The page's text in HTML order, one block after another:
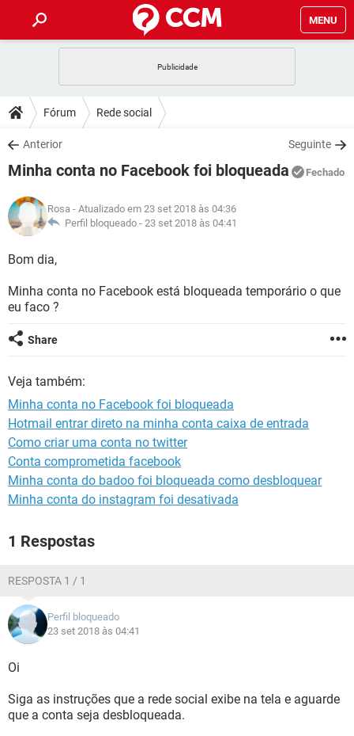
MENU
CELULAR
OUTLOOK
INSTAGRAM GMAIL
GUIA DE COMPRAS
DICAS
JOGOS
INSTAGRAM GMAIL
GUIA DE COMPRAS
DOWNLOADS
JOGOS WHATSAPP
CELULAR
OUTLOOK EXCEL
INSTAGRAM
JOGOS WHATSAPP
CELULAR
OUTLOOK
INSTAGRAM GMAIL
GLOSSÁRIO
JOGOS
OUTLOOK
INSTAGRAM
Fórum Rede social
Anterior Seguinte
Minha conta no Facebook foi bloqueada Fechado
Rosa - Atualizado em 23 set 2018 às 04:36
Perfil bloqueado - 23 set 2018 às 04:41
Bom dia,
Minha conta no Facebook está bloqueada temporário o que
eu faco ?
Share
Veja também:
Minha conta no Facebook foi bloqueada
Hotmail entrar direto na minha conta caixa de entrada
Como criar uma conta no twitter
Conta comprometida facebook
Minha conta do badoo foi bloqueada como desbloquear
Minha conta do instagram foi desativada
1 Respostas
RESPOSTA 1 / 1
Perfil bloqueado
23 set 2018 às 04:41
Oi
Siga as instruções que a rede social exibe na tela e aguarde
que a conta seja desbloqueada.